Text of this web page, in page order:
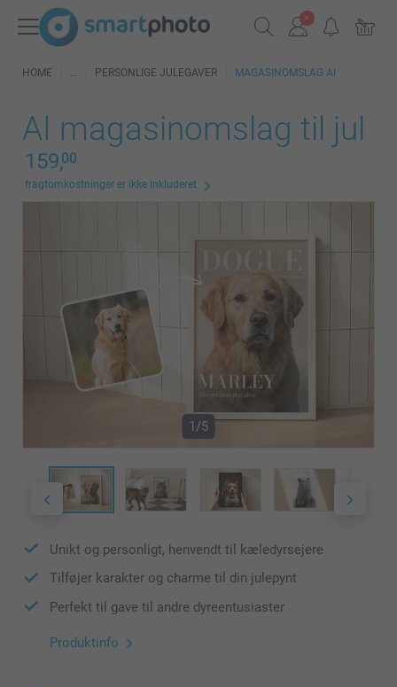
HOME PERSONLIGE JULEGAVER MAGASINOMSLAG AI
AI magasinomslag til jul
159,00
fragtomkostninger er ikke inkluderet
1/5
Unikt og personligt, henvendt til kæledyrsejere
Tilføjer karakter og charme til din julepynt
Perfekt til gave til andre dyreentusiaster
Produktinfo